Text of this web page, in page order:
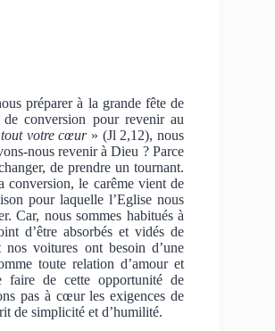
préparer à la grande fête de
conversion pour revenir au
tout votre cœur» (Jl 2,12), nous
nous revenir à Dieu ? Parce
de prendre un tournant.
conversion, le carême vient de
pour laquelle l’Eglise nous
Car, nous sommes habitués à
d’être absorbés et vidés de
nos voitures ont besoin d’une
toute relation d’amour et
faire de cette opportunité de
pas à cœur les exigences de
de simplicité et d’humilité.